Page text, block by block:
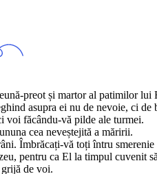
preot și martor al patimilor lui
asupra ei nu de nevoie, ci
voi făcându-vă pilde ale turmei.
cea neveștejită a măririi.
Îmbrăcați-vă toți întru
pentru ca El la timpul cuvenit
de voi.